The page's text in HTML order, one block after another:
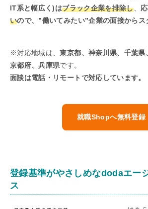
IT系と幅広く)はブラック企業を排除し、
いので、”働いてみたい”企業の面接からス
※対応地域は、東京都、神奈川県、千葉県
京都府、兵庫県です。
面談は電話・リモートで対応しています。
就職Shopへ無料登録
登録基準がやさしめなdodaエー
ス